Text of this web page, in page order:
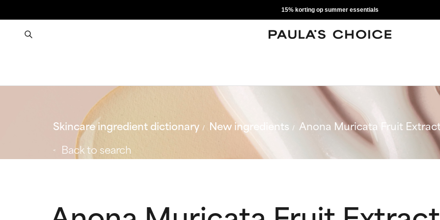
15% korting op summer essentials
Skincare ingredient dictionary New ingredients
Anona Muricata Fruit
Back to search